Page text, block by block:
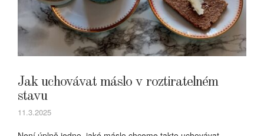
Jak uchovávat máslo v roztiratelném
stavu
11.3.2025